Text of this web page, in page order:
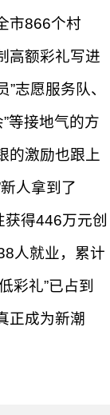
市866个村
高额彩礼写进
志愿服务队、
等接地气的方
的激励也跟上
人拿到了
得446万元创
人就业，累计
彩礼”已占到
正成为新潮